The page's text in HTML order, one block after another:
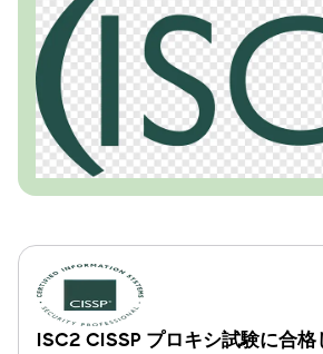
ISC2 CISSP プロキシ試験に合